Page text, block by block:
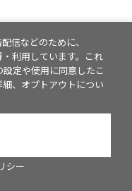
信などのために、
利用しています。これ
定や使用に同意したこ
、オプトアウトについ
シー